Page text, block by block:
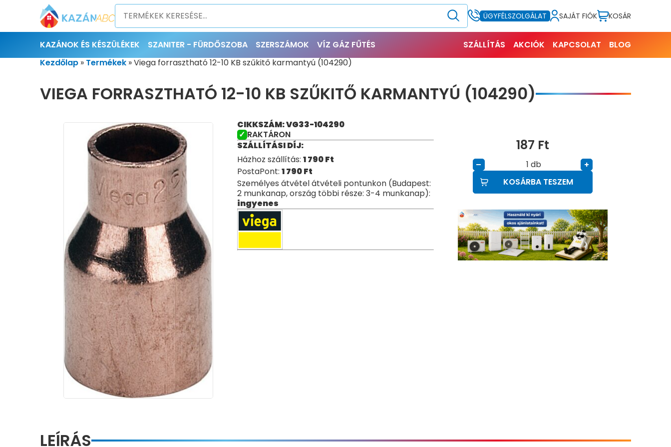
ÜGYFÉLSZOLGÁLAT SAJÁT FIÓK KOSÁR
KAZÁNOK ÉS KÉSZÜLÉKEK SZANITER - FÜRDŐSZOBA SZERSZÁMOK VÍZ GÁZ FŰTÉS SZÁLLÍTÁS AKCIÓK KAPCSOLAT
BLOG
Kezdőlap » Termékek »Viega forrasztható 12-10 KB szűkitő karmantyú (104290)
VIEGA FORRASZTHATÓ 12-10 KB SZŰKITŐ KARMANTYÚ (104290)
CIKKSZÁM: VG33-104290
RAKTÁRON
SZÁLLÍTÁSI DÍJ:
Házhoz szállítás: 1 790Ft
PostaPont: 1 790Ft
Személyes átvétel átvételi pontunkon (Budapest:
2 munkanap, ország többi része: 3-4 munkanap):
ingyenes
187 Ft
– db
+
KOSÁRBA TESZEM
LEÍRÁS